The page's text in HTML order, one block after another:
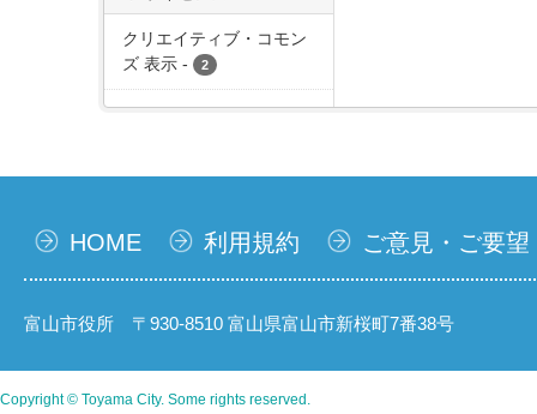
クリエイティブ・コモン
ズ 表示 - 2
HOME 利用規約 ご意見・ご要望
富山市役所 〒930-8510 富山県富山市新桜町7番38号
Copyright © Toyama City. Some rights reserved.